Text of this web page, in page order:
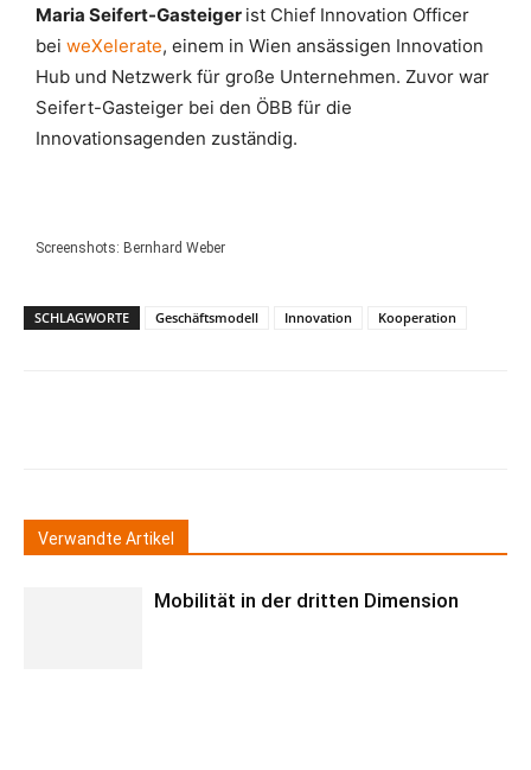
Maria Seifert-Gasteiger ist Chief Innovation Officer
bei weXelerate, einem in Wien ansässigen Innovation
Hub und Netzwerk für große Unternehmen. Zuvor war
Seifert-Gasteiger bei den ÖBB für die
Innovationsagenden zuständig.
Screenshots: Bernhard Weber
SCHLAGWORTE Geschäftsmodell Innovation Kooperation
Verwandte Artikel
Mobilität in der dritten Dimension